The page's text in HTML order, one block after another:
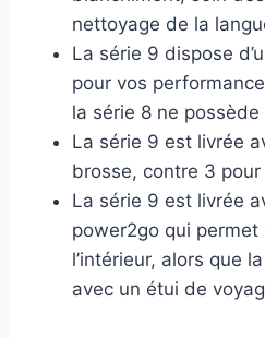
nettoyage de la
La série 9 dispose
pour vos
la série 8 ne possède
La série 9 est livrée
brosse, contre 3 pour
La série 9 est livrée
power2go qui permet
l’intérieur, alors que
avec un étui de